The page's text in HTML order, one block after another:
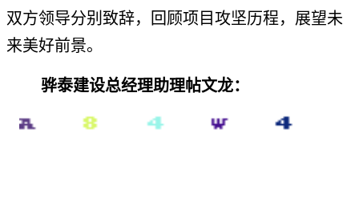
双方领导分别致辞，回顾项目攻坚历程，展望未
来美好前景。
骅泰建设总经理助理帖文龙：